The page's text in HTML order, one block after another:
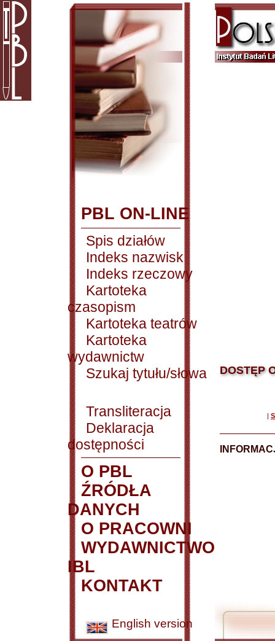
PBL ON-LINE
Spis działów
Indeks nazwisk
Indeks rzeczowy
Kartoteka
czasopism
Kartoteka teatrów
Kartoteka
wydawnictw
Szukaj tytułu/słowa
Transliteracja
Deklaracja
dostępności
O PBL
ŹRÓDŁA
DANYCH
O PRACOWNI
WYDAWNICTWO
IBL
KONTAKT
English version
DOSTĘP
|